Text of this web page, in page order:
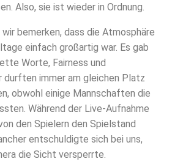
Also, sie ist wieder in Ordnung.
bemerken, dass die Atmosphäre
einfach großartig war. Es gab
Worte, Fairness und
durften immer am gleichen Platz
obwohl einige Mannschaften die
Während der Live-Aufnahme
den Spielern den Spielstand
entschuldigte sich bei uns,
die Sicht versperrte.